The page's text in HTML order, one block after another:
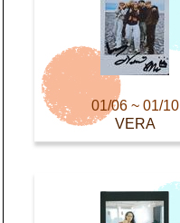
01/06 ~ 01/10
VERA